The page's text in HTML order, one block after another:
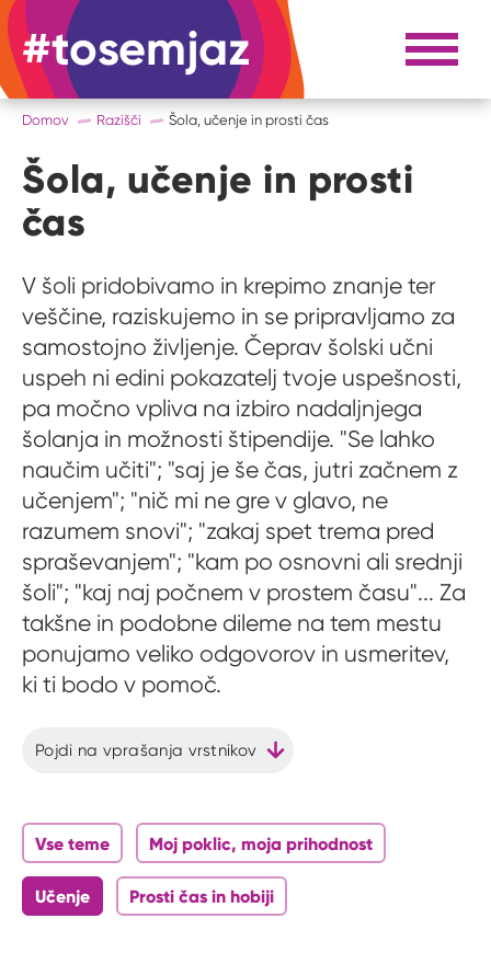
#tosemjaz #to sem jaz Razpri
Domov Razišči Šola, učenje in prosti čas
Šola, učenje in prosti
čas
V šoli pridobivamo in krepimo znanje ter
veščine, raziskujemo in se pripravljamo za
samostojno življenje. Čeprav šolski učni
uspeh ni edini pokazatelj tvoje uspešnosti,
pa močno vpliva na izbiro nadaljnjega
šolanja in možnosti štipendije. "Se lahko
naučim učiti"; "saj je še čas, jutri začnem z
učenjem"; "nič mi ne gre v glavo, ne
razumem snovi"; "zakaj spet trema pred
spraševanjem"; "kam po osnovni ali srednji
šoli"; "kaj naj počnem v prostem času"... Za
takšne in podobne dileme na tem mestu
ponujamo veliko odgovorov in usmeritev,
ki ti bodo v pomoč.
Pojdi na vprašanja vrstnikov
Vse teme Moj poklic, moja prihodnost
Učenje Prosti čas in hobiji